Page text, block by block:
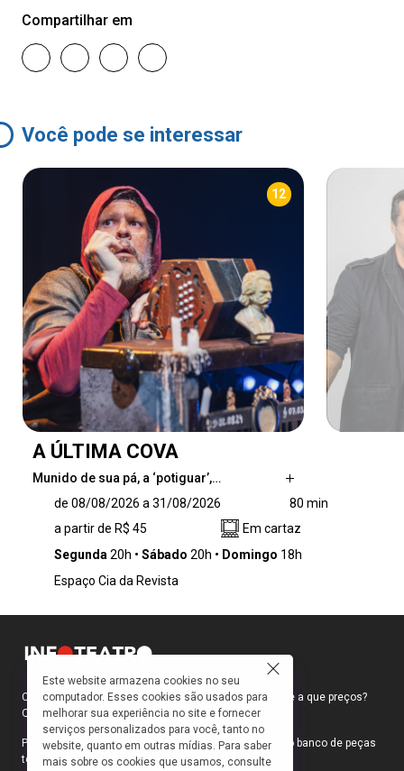
Compartilhar em
Você pode se interessar
12
A ÚLTIMA COVA
Munido de sua pá, a ‘potiguar’,…
coveiro nordestino que veio trabalhar em São
Paulo para procurar sua mãe. Nunca aceitou
que a mãe o tivesse deixado para se aventurar
muitos de seus clientes. Djalma burla a
sepultamentos que participou. Até que
sofrer as consequências deste ato, o que o
faz cavar sua última cova. Nesta noite, ele
dividirá conosco sua história e sua narrativa
embaralhando a busca pela mãe e os
mistérios em torno desta última cova.
de 08/08/2026 a 31/08/2026
80 min
a partir de R$ 45
Em cartaz
Segunda 20h Sábado 20h Domingo 18h
Espaço Cia da Revista
Como faço para ir ao teatro? Onde compro ingressos e a que preços?
Quais peças estão em cartaz?
Para responder a essas e outras perguntas, criamos o banco de peças
teatrais do INFOTEATRO.
Este website armazena cookies no seu
computador. Esses cookies são usados para
melhorar sua experiência no site e fornecer
serviços personalizados para você, tanto no
website, quanto em outras mídias. Para saber
mais sobre os cookies que usamos, consulte